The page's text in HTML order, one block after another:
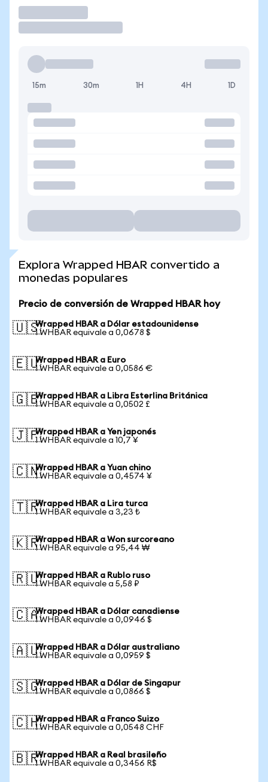
15m 30m 1H 4H 1D
Explora Wrapped HBAR convertido a
monedas populares
Precio de conversión de Wrapped HBAR hoy
🇺🇸Wrapped HBAR a Dólar estadounidense
1 WHBAR equivale a 0,0678 $
🇪🇺Wrapped HBAR a Euro
1 WHBAR equivale a 0,0586 €
🇬🇧Wrapped HBAR a Libra Esterlina Británica
1 WHBAR equivale a 0,0502 £
🇯🇵Wrapped HBAR a Yen japonés
1 WHBAR equivale a 10,7 ¥
🇨🇳Wrapped HBAR a Yuan chino
1 WHBAR equivale a 0,4574 ¥
🇹🇷Wrapped HBAR a Lira turca
1 WHBAR equivale a 3,23 ₺
🇰🇷Wrapped HBAR a Won surcoreano
1 WHBAR equivale a 95,44 ₩
🇷🇺Wrapped HBAR a Rublo ruso
1 WHBAR equivale a 5,58 ₽
🇨🇦Wrapped HBAR a Dólar canadiense
1 WHBAR equivale a 0,0946 $
🇦🇺Wrapped HBAR a Dólar australiano
1 WHBAR equivale a 0,0959 $
🇸🇬Wrapped HBAR a Dólar de Singapur
1 WHBAR equivale a 0,0866 $
🇨🇭Wrapped HBAR a Franco Suizo
1 WHBAR equivale a 0,0548 CHF
🇧🇷Wrapped HBAR a Real brasileño
1 WHBAR equivale a 0,3456 R$